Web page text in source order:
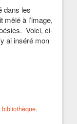
dans les
mêlé à l’image,
Voici, ci-
ai inséré mon
bibliothèque,